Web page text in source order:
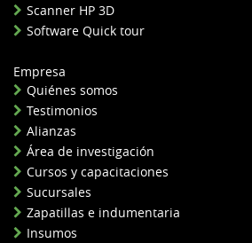
Scanner HP 3D
Software Quick tour
Empresa
Quiénes somos
Testimonios
Alianzas
Área de investigación
Cursos y capacitaciones
Sucursales
Zapatillas e indumentaria
Insumos